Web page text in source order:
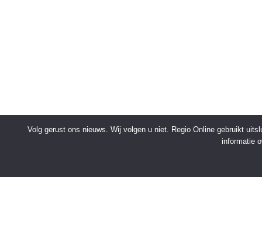
Volg gerust ons nieuws. Wij volgen u niet. Regio Online gebruikt
informatie